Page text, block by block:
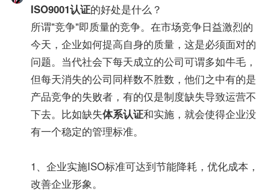
ISO9001认证的好处是什么？
所谓"竞争"即质量的竞争。在市场竞争日益激烈的
今天，企业如何提高自身的质量，这是必须面对的
问题。当代社会下每天成立的公司可谓多如牛毛，
但每天消失的公司同样数不胜数，他们之中有的是
产品竞争的失败者，有的仅是制度缺失导致运营不
下去。比如缺失体系认证和实施，就会使得企业没
有一个稳定的管理标准。
1、企业实施ISO标准可达到节能降耗，优化成本，
改善企业形象。